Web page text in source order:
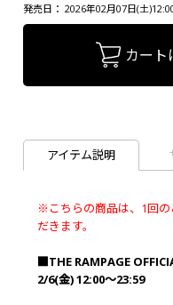
発売日： 2026年02月07日(土
カート
アイテム説明
※こちらの商品は、1回
だきます。
■THE RAMPAGE
2/6(金) 12:00～23:59